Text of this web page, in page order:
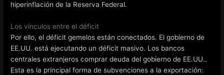
hiperinflación de la Reserva Federal.
Los vínculos entre el déficit
Por ello, el déficit gemelos están conectados. El gobierno de
EE.UU. está ejecutando un déficit masivo. Los bancos
centrales extranjeros comprar deuda del gobierno de EE.UU..
Esta es la principal forma de subvenciones a la exportación: